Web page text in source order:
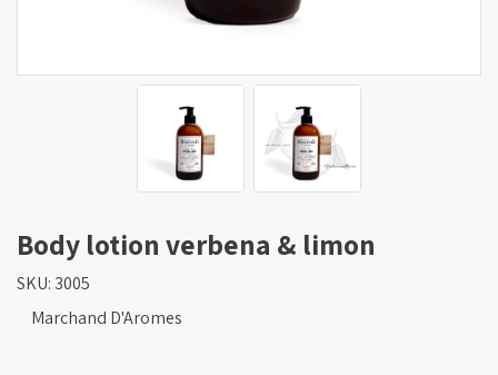
Body lotion verbena & limon
SKU: 3005
Marchand D'Aromes